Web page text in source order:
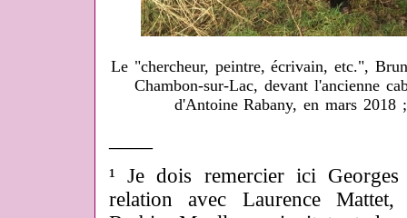
Le "chercheur, peintre, écrivain, etc.",
Chambon-sur-Lac, devant l'ancienne
d'Antoine Rabany, en mars 2018
¹ Je dois remercier ici
relation avec Laurence